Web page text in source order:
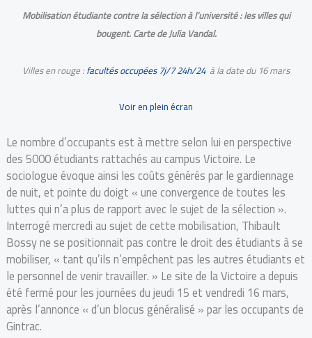
Mobilisation étudiante contre la sélection à l’université : les villes qui
bougent. Carte de Julia Vandal.
Villes en rouge :facultés occupées 7j/7 24h/24 à la date du 16 mars
Voir en plein écran
Le nombre d’occupants est à mettre selon lui en perspective
des 5000 étudiants rattachés au campus Victoire. Le
sociologue évoque ainsi les coûts générés par le gardiennage
de nuit, et pointe du doigt « une convergence de toutes les
luttes qui n’a plus de rapport avec le sujet de la sélection ».
Interrogé mercredi au sujet de cette mobilisation, Thibault
Bossy ne se positionnait pas contre le droit des étudiants à se
mobiliser, « tant qu’ils n’empêchent pas les autres étudiants et
le personnel de venir travailler. » Le site de la Victoire a depuis
été fermé pour les journées du jeudi 15 et vendredi 16 mars,
après l’annonce « d’un blocus généralisé » par les occupants de
Gintrac.